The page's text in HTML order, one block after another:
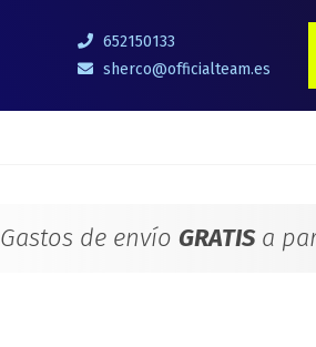
652150133
sherco@officialteam.es
Gastos de envío GRATISa